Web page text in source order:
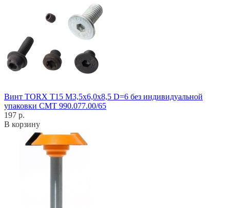
Винт TORX T15 M3,5x6,0x8,5 D=6 без индивидуальной
упаковки CMT 990.077.00/65
197 р.
В корзину